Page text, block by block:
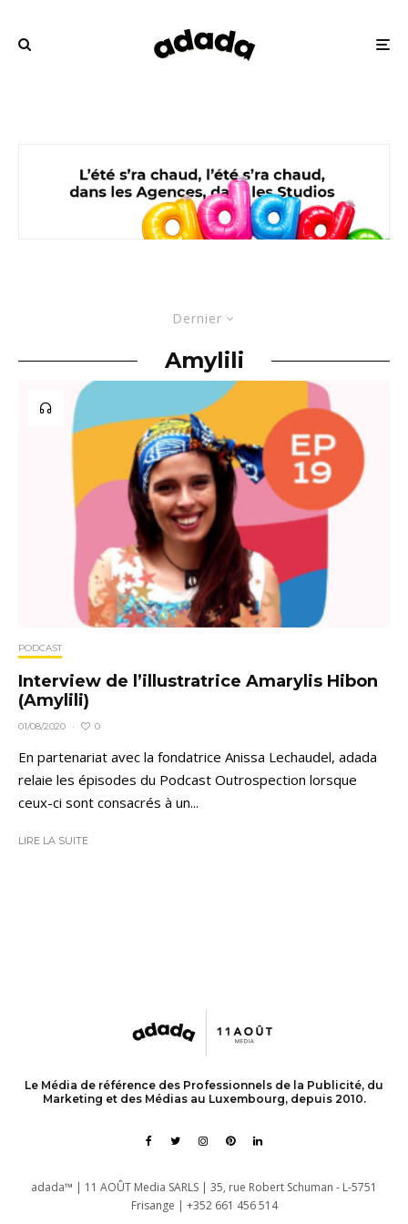
Dernier
Amylili
PODCAST
Interview de l’illustratrice Amarylis Hibon
(Amylili)
01/08/2020 · 0
En partenariat avec la fondatrice Anissa Lechaudel, adada
relaie les épisodes du Podcast Outrospection lorsque
ceux-ci sont consacrés à un...
LIRE LA SUITE
Le Média de référence des Professionnels de la Publicité, du
Marketing et des Médias au Luxembourg, depuis 2010.
adada™ | 11 AOÛT Media SARLS | 35, rue Robert Schuman - L-5751
Frisange | +352 661 456 514